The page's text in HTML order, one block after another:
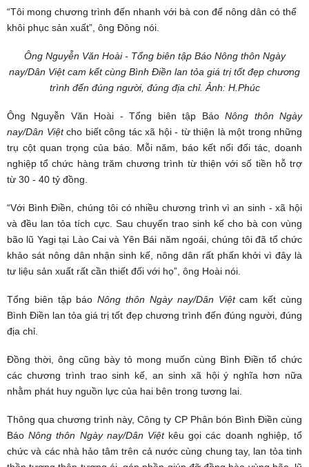
“Tôi mong chương trình đến nhanh với bà con để nông dân có thể
khôi phục sản xuất”, ông Đông nói.
Ông Nguyễn Văn Hoài - Tổng biên tập Báo Nông thôn Ngày
nay/Dân Việt cam kết cùng Bình Điền lan tỏa giá trị tốt đẹp chương
trình đến đúng người, đúng địa chỉ. Ảnh: H.Phúc
Ông Nguyễn Văn Hoài - Tổng biên tập BáoNông thôn Ngày
nay/Dân Việtcho biết công tác xã hội - từ thiện là một trong những
trụ cột quan trọng của báo. Mỗi năm, báo kết nối đối tác, doanh
nghiệp tổ chức hàng trăm chương trình từ thiện với số tiền hỗ trợ
từ 30 - 40 tỷ đồng.
“Với Bình Điền, chúng tôi có nhiều chương trình vì an sinh - xã hội
và đều lan tỏa tích cực. Sau chuyến trao sinh kế cho bà con vùng
bão lũ Yagi tại Lào Cai và Yên Bái năm ngoái, chúng tôi đã tổ chức
khảo sát nông dân nhận sinh kế, nông dân rất phấn khởi vì đây là
tư liệu sản xuất rất cần thiết đối với họ”, ông Hoài nói.
Tổng biên tập báoNông thôn Ngày nay/Dân Việtcam kết cùng
Bình Điền lan tỏa giá trị tốt đẹp chương trình đến đúng người, đúng
địa chỉ.
Đồng thời, ông cũng bày tỏ mong muốn cùng Bình Điền tổ chức
các chương trình trao sinh kế, an sinh xã hội ý nghĩa hơn nữa
nhằm phát huy nguồn lực của hai bên trong tương lai.
Thông qua chương trình này, Công ty CP Phân bón Bình Điền cùng
BáoNông thôn Ngày nay/Dân Việtkêu gọi các doanh nghiệp, tổ
chức và các nhà hảo tâm trên cả nước cùng chung tay, lan tỏa tinh